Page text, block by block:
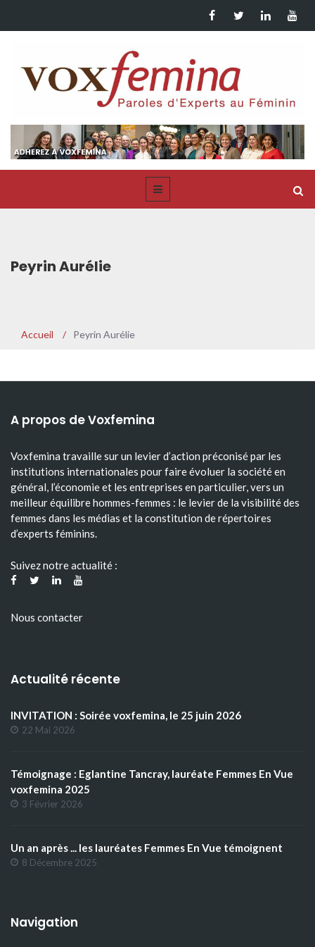
Peyrin Aurélie
Accueil / Peyrin Aurélie
A propos de Voxfemina
Voxfemina travaille sur un levier d’action préconisé par les
institutions internationales pour faire évoluer la société en
général, l’économie et les entreprises en particulier, vers un
meilleur équilibre hommes-femmes : le levier de la visibilité des
femmes dans les médias et la constitution de répertoires
d’experts féminins.
Suivez notre actualité :
Nous contacter
Actualité récente
INVITATION : Soirée voxfemina, le 25 juin 2026
22 Mai 2026
Témoignage : Eglantine Tancray, lauréate Femmes En Vue
voxfemina 2025
3 Février 2026
Un an après ... les lauréates Femmes En Vue témoignent
8 Décembre 2025
Navigation